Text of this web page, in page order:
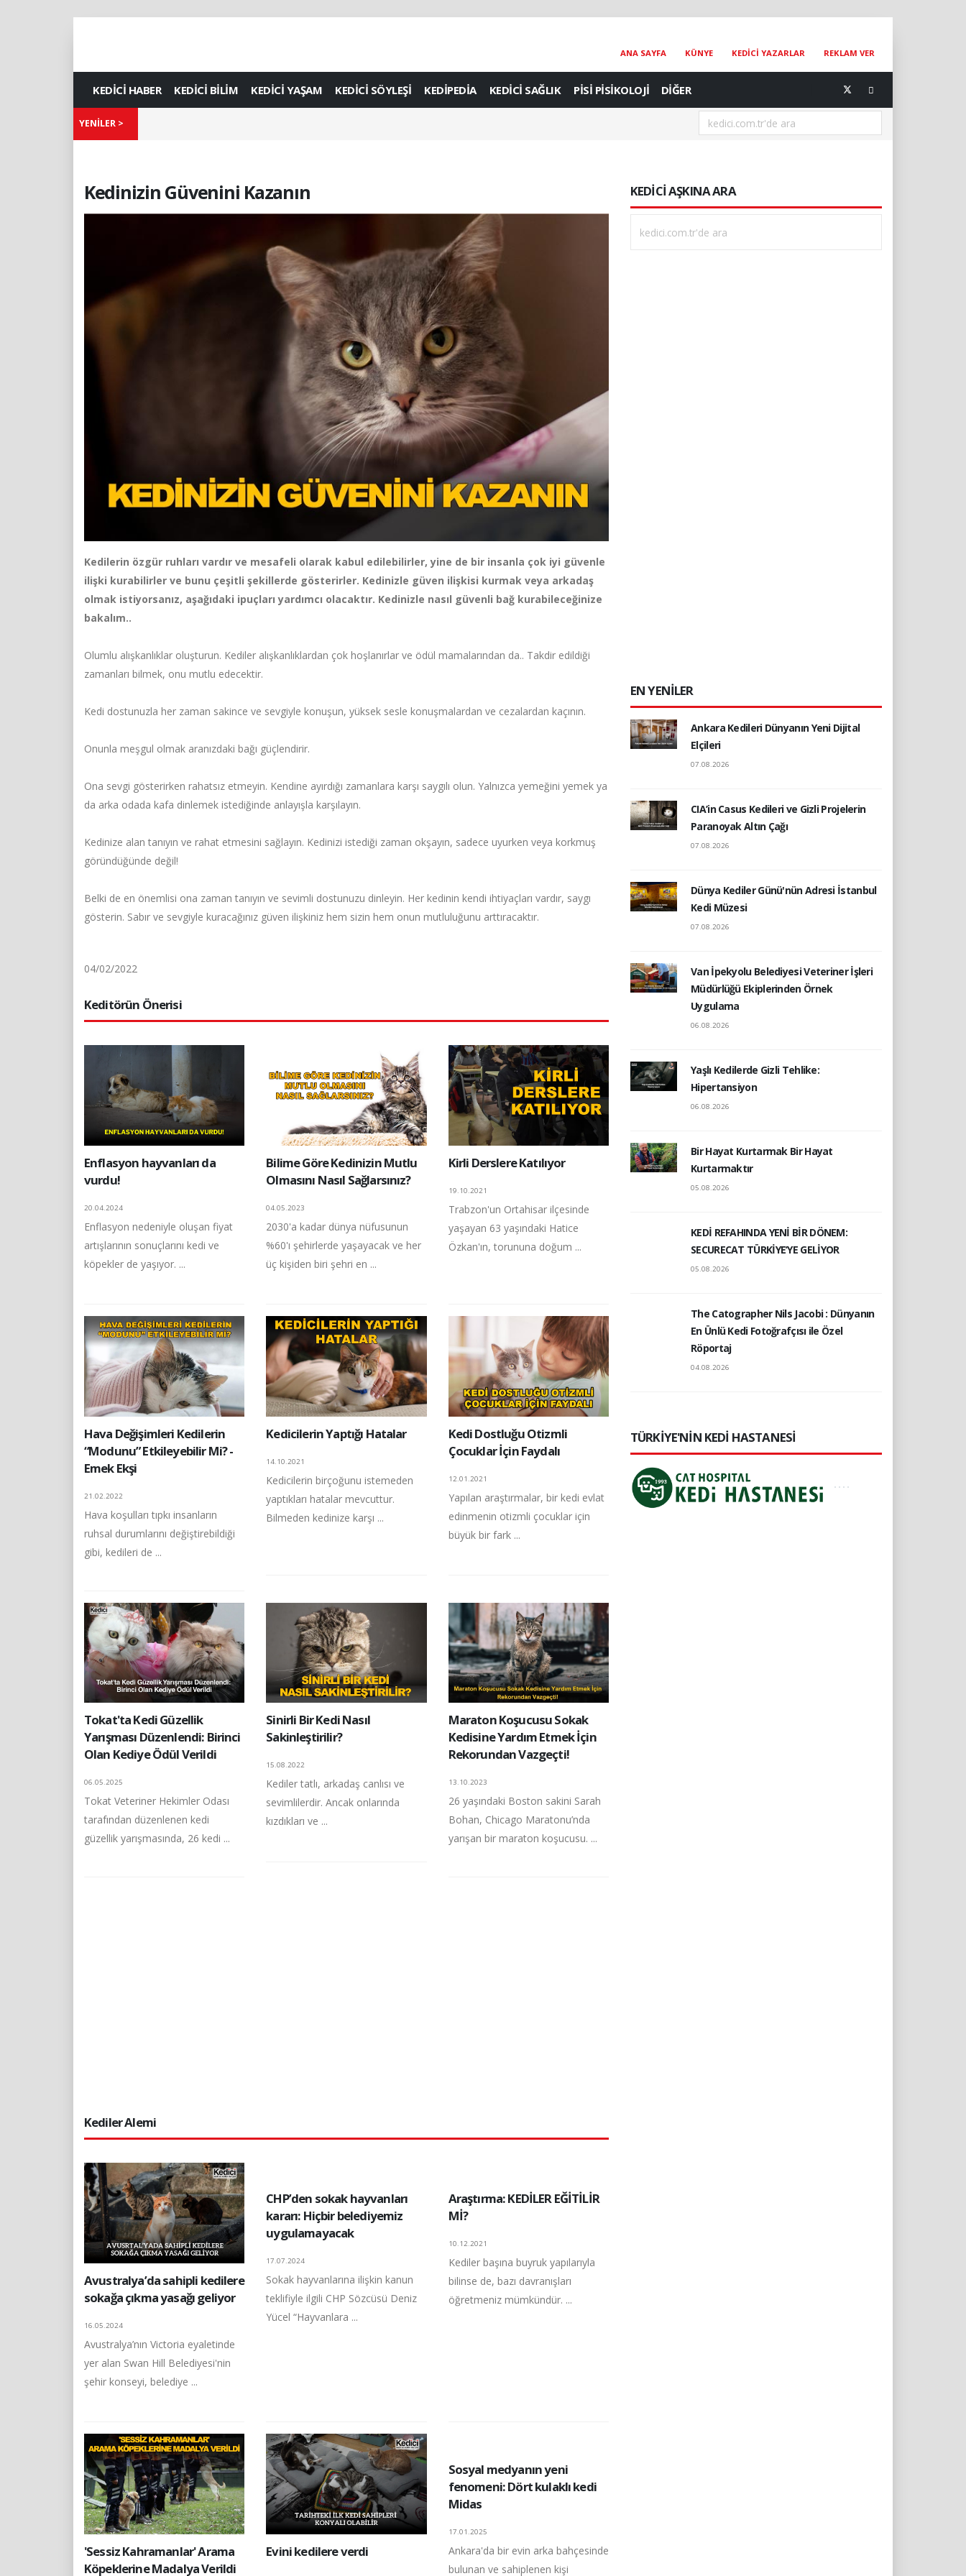
ANA SAYFA KÜNYE KEDİCİ YAZARLAR REKLAM VER
KEDİCİ HABER KEDİCİ BİLİM KEDİCİ YAŞAM KEDİCİ SÖYLEŞİ KEDİPEDİA KEDİCİ SAĞLIK PİSİ PİSİKOLOJİ DİĞER
YENİLER >
Kedinizin Güvenini Kazanın
Kedilerin özgür ruhları vardır ve mesafeli olarak kabul edilebilirler, yine de bir insanla çok iyi güvenle
ilişki kurabilirler ve bunu çeşitli şekillerde gösterirler. Kedinizle güven ilişkisi kurmak veya arkadaş
olmak istiyorsanız, aşağıdaki ipuçları yardımcı olacaktır. Kedinizle nasıl güvenli bağ kurabileceğinize
bakalım..
Olumlu alışkanlıklar oluşturun. Kediler alışkanlıklardan çok hoşlanırlar ve ödül mamalarından da.. Takdir edildiği
zamanları bilmek, onu mutlu edecektir.
Kedi dostunuzla her zaman sakince ve sevgiyle konuşun, yüksek sesle konuşmalardan ve cezalardan kaçının.
Onunla meşgul olmak aranızdaki bağı güçlendirir.
Ona sevgi gösterirken rahatsız etmeyin. Kendine ayırdığı zamanlara karşı saygılı olun. Yalnızca yemeğini yemek ya
da arka odada kafa dinlemek istediğinde anlayışla karşılayın.
Kedinize alan tanıyın ve rahat etmesini sağlayın. Kedinizi istediği zaman okşayın, sadece uyurken veya korkmuş
göründüğünde değil!
Belki de en önemlisi ona zaman tanıyın ve sevimli dostunuzu dinleyin. Her kedinin kendi ihtiyaçları vardır, saygı
gösterin. Sabır ve sevgiyle kuracağınız güven ilişkiniz hem sizin hem onun mutluluğunu arttıracaktır.
04/02/2022
Keditörün Önerisi
Enflasyon hayvanları da
vurdu!
20.04.2024
Enflasyon nedeniyle oluşan fiyat
artışlarının sonuçlarını kedi ve
köpekler de yaşıyor. ...
Bilime Göre Kedinizin Mutlu
Olmasını Nasıl Sağlarsınız?
04.05.2023
2030'a kadar dünya nüfusunun
%60'ı şehirlerde yaşayacak ve her
üç kişiden biri şehri en ...
Kirli Derslere Katılıyor
19.10.2021
Trabzon'un Ortahisar ilçesinde
yaşayan 63 yaşındaki Hatice
Özkan'ın, torununa doğum ...
Hava Değişimleri Kedilerin
“Modunu” Etkileyebilir Mi? -
Emek Ekşi
21.02.2022
Hava koşulları tıpkı insanların
ruhsal durumlarını değiştirebildiği
gibi, kedileri de ...
Kedicilerin Yaptığı Hatalar
14.10.2021
Kedicilerin birçoğunu istemeden
yaptıkları hatalar mevcuttur.
Bilmeden kedinize karşı ...
Kedi Dostluğu Otizmli
Çocuklar İçin Faydalı
12.01.2021
Yapılan araştırmalar, bir kedi evlat
edinmenin otizmli çocuklar için
büyük bir fark ...
Tokat'ta Kedi Güzellik
Yarışması Düzenlendi: Birinci
Olan Kediye Ödül Verildi
06.05.2025
Tokat Veteriner Hekimler Odası
tarafından düzenlenen kedi
güzellik yarışmasında, 26 kedi ...
Sinirli Bir Kedi Nasıl
Sakinleştirilir?
15.08.2022
Kediler tatlı, arkadaş canlısı ve
sevimlilerdir. Ancak onlarında
kızdıkları ve ...
Maraton Koşucusu Sokak
Kedisine Yardım Etmek İçin
Rekorundan Vazgeçti!
13.10.2023
26 yaşındaki Boston sakini Sarah
Bohan, Chicago Maratonu’nda
yarışan bir maraton koşucusu. ...
Kediler Alemi
Avustralya’da sahipli kedilere
sokağa çıkma yasağı geliyor
16.05.2024
Avustralya’nın Victoria eyaletinde
yer alan Swan Hill Belediyesi'nin
şehir konseyi, belediye ...
CHP’den sokak hayvanları
kararı: Hiçbir belediyemiz
uygulamayacak
17.07.2024
Sokak hayvanlarına ilişkin kanun
teklifiyle ilgili CHP Sözcüsü Deniz
Yücel “Hayvanlara ...
Araştırma: KEDİLER EĞİTİLİR
Mİ?
10.12.2021
Kediler başına buyruk yapılarıyla
bilinse de, bazı davranışları
öğretmeniz mümkündür. ...
'Sessiz Kahramanlar' Arama
Köpeklerine Madalya Verildi
Evini kedilere verdi
Sosyal medyanın yeni
fenomeni: Dört kulaklı kedi
Midas
17.01.2025
Ankara'da bir evin arka bahçesinde
bulunan ve sahiplenen kişi
KEDİCİ AŞKINA ARA
EN YENİLER
Ankara Kedileri Dünyanın Yeni Dijital
Elçileri
07.08.2026
CIA’in Casus Kedileri ve Gizli Projelerin
Paranoyak Altın Çağı
07.08.2026
Dünya Kediler Günü'nün Adresi İstanbul
Kedi Müzesi
07.08.2026
Van İpekyolu Belediyesi Veteriner İşleri
Müdürlüğü Ekiplerinden Örnek
Uygulama
06.08.2026
Yaşlı Kedilerde Gizli Tehlike:
Hipertansiyon
06.08.2026
Bir Hayat Kurtarmak Bir Hayat
Kurtarmaktır
05.08.2026
KEDİ REFAHINDA YENİ BİR DÖNEM:
SECURECAT TÜRKİYE’YE GELİYOR
05.08.2026
The Catographer Nils Jacobi : Dünyanın
En Ünlü Kedi Fotoğrafçısı ile Özel
Röportaj
04.08.2026
TÜRKİYE'NİN KEDİ HASTANESİ